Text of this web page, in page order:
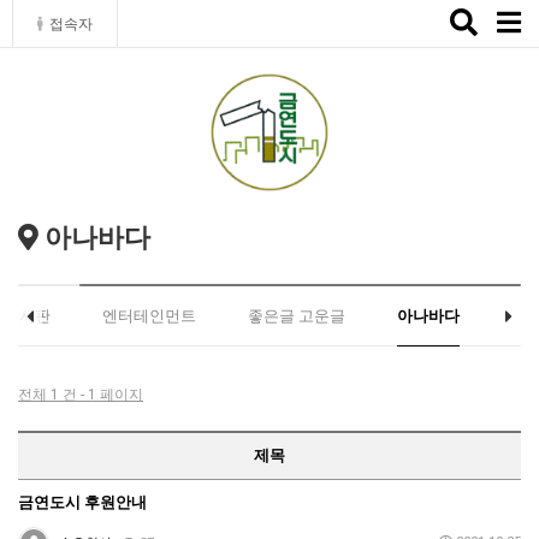
접속자
Toggle
아나바다
게시판 엔터테인먼트 좋은글 고운글 아나바다
전체 1 건 - 1 페이지
제목
금연도시 후원안내